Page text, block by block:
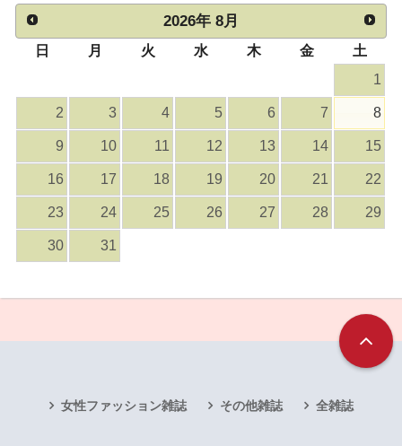
2026年 8月
日 月 火 水 木 金
土
1
2 3 4 5 6 7 8
9 10 11 12 13 14 15
16 17 18 19 20 21 22
23 24 25 26 27 28 29
30 31
女性ファッション雑誌 その他雑誌 全雑誌